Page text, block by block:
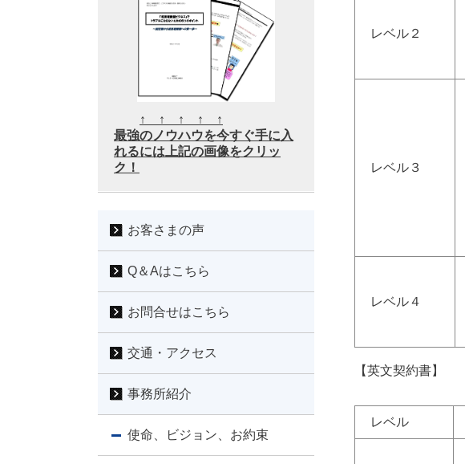
レベル２
レベル３
レベル４
【英文契約書】
レベル
↑ ↑ ↑ ↑ ↑
最強のノウハウを今すぐ手に入
れるには上記の画像をクリッ
ク！
お客さまの声
Q＆Aはこちら
お問合せはこちら
交通・アクセス
事務所紹介
使命、ビジョン、お約束